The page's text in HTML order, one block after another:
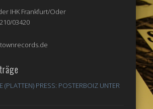
IHK Frankfurt/Oder
03420
(PLATTEN) PRESS: POSTERBOIZ UNTER